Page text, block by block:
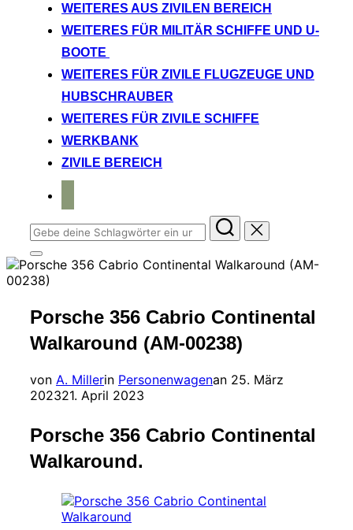
WEITERES AUS ZIVILEN BEREICH
WEITERES FÜR MILITÄR SCHIFFE UND U-
BOOTE
WEITERES FÜR ZIVILE FLUGZEUGE UND
HUBSCHRAUBER
WEITERES FÜR ZIVILE SCHIFFE
WERKBANK
ZIVILE BEREICH
Suchen
nach:
Seitenleiste
&
Navigation
Porsche 356 Cabrio Continental
Walkaround (AM-00238)
von A. Millerin Personenwagenan Veröffentlicht
25. März
202321. April 2023
Porsche 356 Cabrio Continental
Walkaround.